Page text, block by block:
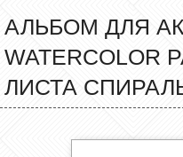
АЛЬБОМ ДЛЯ
WATERCOLOR
ЛИСТА